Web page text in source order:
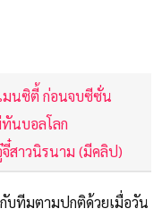
มนซิตี้ ก่อนจบซีซั่น
ทันบอลโลก
สาวนิรนาม (มีคลิป)
บทีมตามปกติด้วยเมื่อวัน